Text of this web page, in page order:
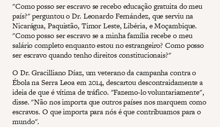
"Como posso ser escravo se recebo educação gratuita do meu
país?" perguntou o Dr. Leonardo Fernández, que serviu na
Nicarágua, Paquistão, Timor Leste, Libéria, e Moçambique.
"Como posso ser escravo se a minha família recebe o meu
salário completo enquanto estou no estrangeiro? Como posso
ser escravo quando tenho direitos constitucionais?"
O Dr. Gracilliano Díaz, um veterano da campanha contra o
Ébola na Serra Leoa em 2014, descartou descontraidamente a
ideia de que é vítima de tráfico. "Fazemo-lo voluntariamente",
disse. "Não nos importa que outros países nos marquem como
escravos. O que importa para nós é que contribuamos para o
mundo".